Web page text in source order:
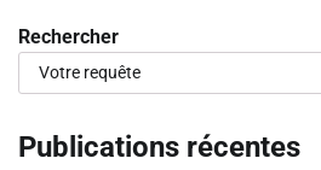
Rechercher
Publications récentes